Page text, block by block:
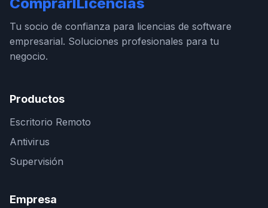
Tu socio de confianza para licencias de software
empresarial. Soluciones profesionales para tu
negocio.
Productos
Escritorio Remoto
Antivirus
Supervisión
Empresa